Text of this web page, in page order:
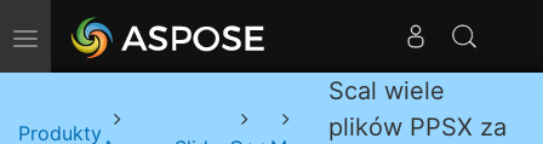
Przełącz nawigację
Produkty
Scal wiele
plików PPSX za